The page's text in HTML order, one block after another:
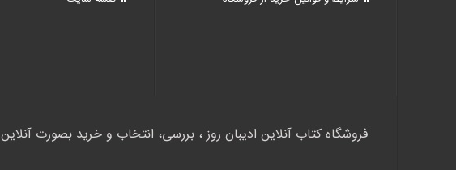
فروشگاه کتاب آنلاین ادیبان روز ، بررسی، انتخاب و خرید بصورت آنلاین